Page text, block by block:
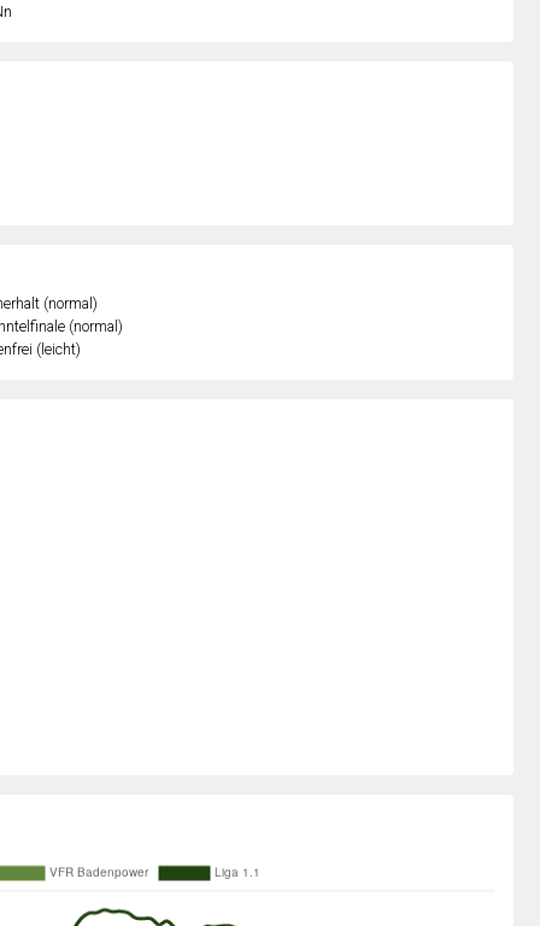
(normal)
(normal)
(leicht)